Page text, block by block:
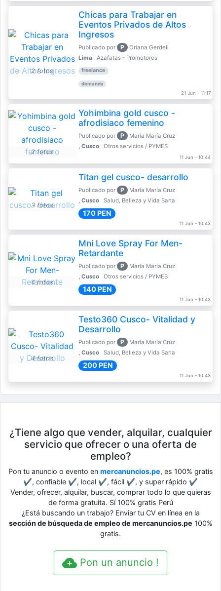
2 fotos
Chicas para Trabajar en
Eventos Privados de Altos
Ingresos
Publicado por P
Oriana Gerdell
Lima
Azafatas - Promotores
freelance
demanda
21 Jun - 11:17
2 fotos
Yohimbina gold cusco -
afrodisiaco femenino
Publicado por P
María María Cruz
, Cusco
Otros servicios / PYMES
11 Jun - 10:44
3 fotos
Titan gel cusco- desarrollo
Publicado por P
María María Cruz
, Cusco
Salud, Belleza y Vida Sana
170 PEN
11 Jun - 10:43
4 fotos
Mni Love Spray For Men-
Retardante
Publicado por P
María María Cruz
, Cusco
Otros servicios / PYMES
140 PEN
11 Jun - 10:43
4 fotos
Testo360 Cusco- Vitalidad y
Desarrollo
Publicado por P
María María Cruz
, Cusco
Salud, Belleza y Vida Sana
200 PEN
11 Jun - 10:43
¿Tiene algo que vender, alquilar, cualquier
servicio que ofrecer o una oferta de
empleo?
Pon tu anuncio o evento en mercanuncios.pe, es 100% gratis
✔, confiable ✔, local ✔, fácil ✔, y super rápido ✔
Vender, ofrecer, alquilar, buscar, comprar todo lo que quieras
de forma gratuita. Sí 100% gratis Perú
¿Está buscando un trabajo? Enviar tu CV en línea en la
sección de búsqueda de empleo de mercanuncios.pe 100%
gratis.
Pon un anuncio !